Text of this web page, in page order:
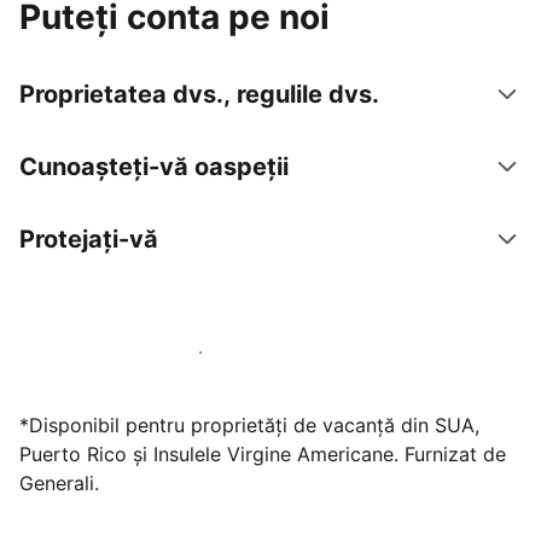
Puteți conta pe noi
Proprietatea dvs., regulile dvs.
Cunoașteți-vă oaspeții
Protejați-vă
Găzduiți oaspeți cu noi chiar astăzi
*Disponibil pentru proprietăți de vacanță din SUA,
Puerto Rico și Insulele Virgine Americane. Furnizat de
Generali.